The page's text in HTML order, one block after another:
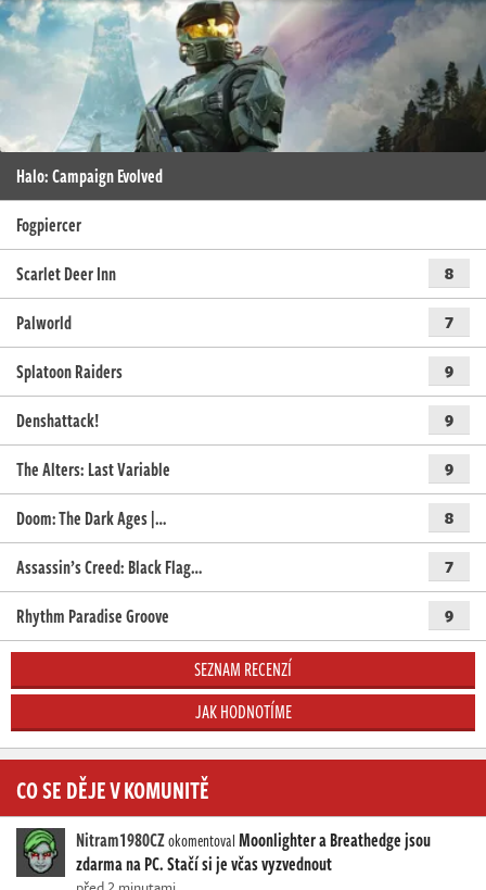
Halo: Campaign Evolved
Fogpiercer
Scarlet Deer Inn
8
Palworld 7
Splatoon Raiders 9
Denshattack! 9
The Alters: Last Variable 9
Doom: The Dark Ages |… 8
Assassin’s Creed: Black Flag… 7
Rhythm Paradise Groove 9
SEZNAM RECENZÍ
JAK HODNOTÍME
CO SE DĚJE V KOMUNITĚ
Nitram1980CZokomentovalMoonlighter a Breathedge jsou
zdarma na PC. Stačí si je včas vyzvednout